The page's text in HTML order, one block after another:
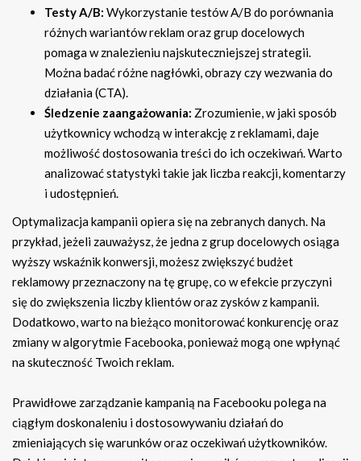
Testy A/B: Wykorzystanie testów A/B do porównania
różnych wariantów reklam oraz grup docelowych
pomaga w znalezieniu najskuteczniejszej strategii.
Można badać różne nagłówki, obrazy czy wezwania do
działania (CTA).
Śledzenie zaangażowania: Zrozumienie, w jaki sposób
użytkownicy wchodzą w interakcję z reklamami, daje
możliwość dostosowania treści do ich oczekiwań. Warto
analizować statystyki takie jak liczba reakcji, komentarzy
i udostępnień.
Optymalizacja kampanii opiera się na zebranych danych. Na
przykład, jeżeli zauważysz, że jedna z grup docelowych osiąga
wyższy wskaźnik konwersji, możesz zwiększyć budżet
reklamowy przeznaczony na tę grupę, co w efekcie przyczyni
się do zwiększenia liczby klientów oraz zysków z kampanii.
Dodatkowo, warto na bieżąco monitorować konkurencję oraz
zmiany w algorytmie Facebooka, ponieważ mogą one wpłynąć
na skuteczność Twoich reklam.
Prawidłowe zarządzanie kampanią na Facebooku polega na
ciągłym doskonaleniu i dostosowywaniu działań do
zmieniających się warunków oraz oczekiwań użytkowników.